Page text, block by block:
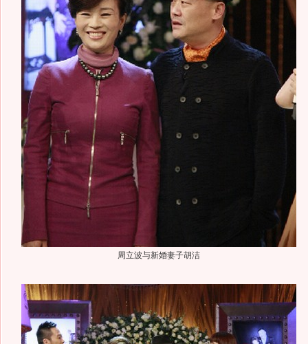
周立波与新婚妻子胡洁